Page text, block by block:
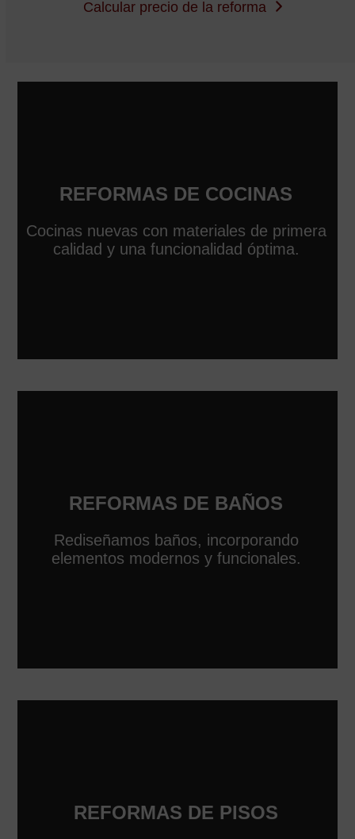
Calcular precio de la reforma
REFORMAS DE COCINAS
Cocinas nuevas con materiales de primera
calidad y una funcionalidad óptima.
REFORMAS DE BAÑOS
Rediseñamos baños, incorporando
elementos modernos y funcionales.
REFORMAS DE PISOS